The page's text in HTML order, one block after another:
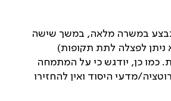
במשרה מלאה, במשך שישה
ניתן לפצלה לתת תקופות)
כמו כן, יודגש כי על המתמחה
מדעי היסוד ואין להחזירו